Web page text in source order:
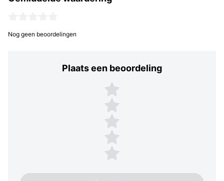
Nog geen beoordelingen
Plaats een beoordeling
Plaats een beoordeling
5 sterren
4 sterren
3 sterren
2 sterren
1 ster